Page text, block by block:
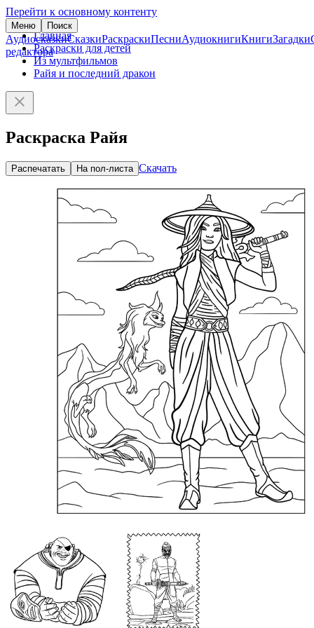
Перейти к основному контенту
Меню Поиск
АудиосказкиСказкиРаскраскиПесниАудиокнигиКнигиЗагадки
редактора
Главная
Раскраски для детей
Из мультфильмов
Райя и последний дракон
Раскраска Райя
Распечатать На пол-листа Скачать